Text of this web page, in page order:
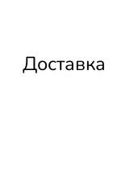
Доставка